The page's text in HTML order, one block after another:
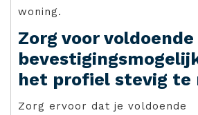
woning.
Zorg voor voldoende
het profiel stevig te
Zorg ervoor dat je voldoende